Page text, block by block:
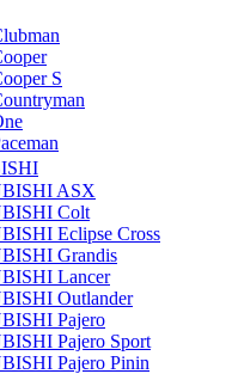
S
ASX
Colt
Eclipse Cross
Grandis
Lancer
Outlander
Pajero
Pajero Sport
Pajero Pinin